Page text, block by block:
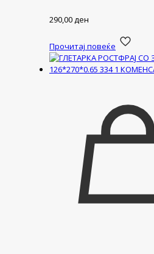
290,00ден
Прочитај повеќе